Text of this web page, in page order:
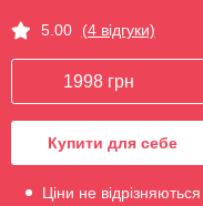
5.00 (4 відгуки)
1998 грн
Купити для себе
Ціни не